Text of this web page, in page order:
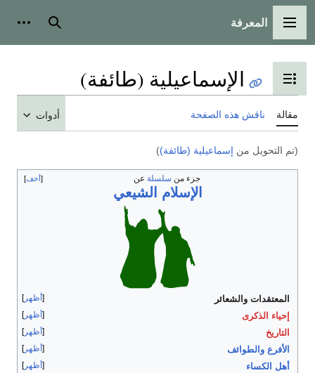
القائمة الرئيسية
المعرفة بحث
تبديل عرض جدول المحتويات
الإسماعيلية (طائفة)
مقالة ناقش هذه الصفحة أدوات
(تم التحويل من إسماعيلية (طائفة))
أخف جزء من سلسلة عن
الإسلام الشيعي
أظهر المعتقدات والشعائر
أظهر إحياء الذكرى
أظهر التاريخ
أظهر الأفرع والطوائف
أظهر أهل الكساء